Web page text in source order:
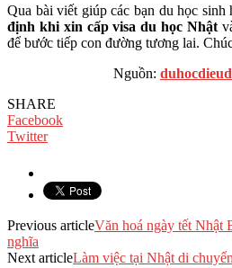
Qua bài viết giúp các bạn du học sinh
định khi xin cấp visa du học Nhật
để bước tiếp con đường tương lai.
Nguồn:
SHARE
Facebook
Twitter
Previous articleVăn hoá ngày tết Nhật
nghĩa
Next articleLàm việc tại Nhật di